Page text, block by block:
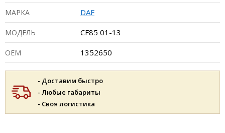
МАРКА DAF
МОДЕЛЬ CF85 01-13
ОЕМ 1352650
- Доставим быстро
- Любые габариты
- Своя логистика